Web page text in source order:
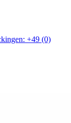
: +49 (0)